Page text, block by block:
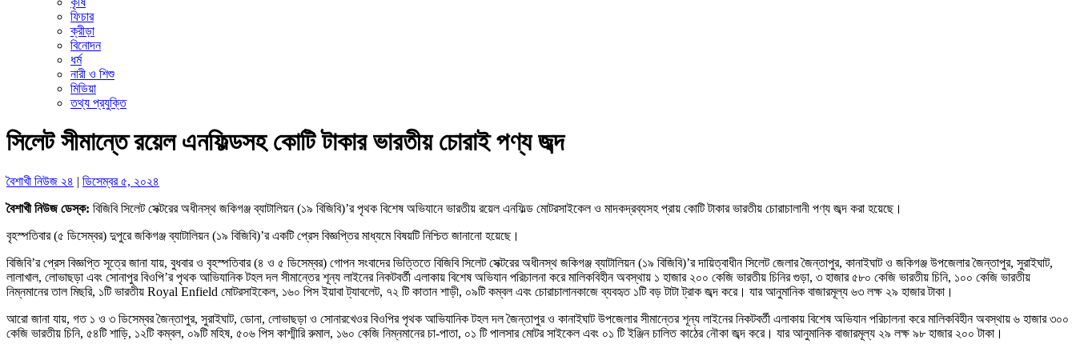
ফিচার
ক্রীড়া
বিনোদন
ধর্ম
নারী ও শিশু
মিডিয়া
তথ্য প্রযুক্তি
সিলেট সীমান্তে রয়েল এনফিল্ডসহ কোটি টাকার ভারতীয় চোরাই পণ্য জব্দ
বৈশাখী নিউজ ২৪ | ডিসেম্বর ৫, ২০২৪
বৈশাখী নিউজ ডেস্ক: বিজিবি সিলেট সেক্টরের অধীনস্থ জকিগঞ্জ ব্যাটালিয়ন (১৯ বিজিবি)’র পৃথক বিশেষ অভিযানে ভারতীয় রয়েল এনফিল্ড মোটরসাইকেল ও মাদকদ্রব্যসহ প্রায় কোটি টাকার ভারতীয় চোরাচালানী পণ্য জব্দ করা হয়েছে।
বৃহস্পতিবার (৫ ডিসেম্বর) দুপুরে জকিগঞ্জ ব্যাটালিয়ন (১৯ বিজিবি)’র একটি প্রেস বিজ্ঞপ্তির মাধ্যমে বিষয়টি নিশ্চিত জানানো হয়েছে।
বিজিবি’র প্রেস বিজ্ঞপ্তি সূত্রে জানা যায়, বুধবার ও বৃহস্পতিবার (৪ ও ৫ ডিসেম্বর) গোপন সংবাদের ভিত্তিতে বিজিবি সিলেট সেক্টরের অধীনস্থ জকিগঞ্জ ব্যাটালিয়ন (১৯ বিজিবি)’র দায়িত্বাধীন সিলেট জেলার জৈন্তাপুর, কানাইঘাট ও জকিগঞ্জ উপজেলার জৈন্তাপুর, সুরাইঘাট,
লালাখাল, লোভাছড়া এবং সোনাপুর বিওপি’র পৃথক আভিযানিক টহল দল সীমান্তের শূন্য লাইনের নিকটবর্তী এলাকায় বিশেষ অভিযান পরিচালনা করে মালিকবিহীন অবস্থায় ১ হাজার ২০০ কেজি ভারতীয় চিনির গুড়া, ৩ হাজার ৫৮০ কেজি ভারতীয় চিনি, ১০০ কেজি ভারতীয়
নিম্নমানের তাল মিছরি, ১টি ভারতীয় Royal Enfield মোটরসাইকেল, ১৬০ পিস ইয়াবা ট্যাবলেট, ৭২ টি কাতান শাড়ী, ০৯টি কম্বল এবং চোরাচালানকাজে ব্যবহৃত ১টি বড় টাটা ট্রাক জব্দ করে। যার আনুমানিক বাজারমূল্য ৬৩ লক্ষ ২৯ হাজার টাকা।
আরো জানা যায়, গত ১ ও ৩ ডিসেম্বর জৈন্তাপুর, সুরাইঘাট, ডোনা, লোভাছড়া ও সোনারখেওর বিওপির পৃথক আভিযানিক টহল দল জৈন্তাপুর ও কানাইঘাট উপজেলার সীমান্তের শূন্য লাইনের নিকটবর্তী এলাকায় বিশেষ অভিযান পরিচালনা করে মালিকবিহীন অবস্থায় ৬ হাজার ৩০০
কেজি ভারতীয় চিনি, ৫৪টি শাড়ি, ১২টি কম্বল, ০৯টি মহিষ, ৫০৬ পিস কাশ্মীরি রুমাল, ১৬০ কেজি নিম্নমানের চা-পাতা, ০১ টি পালসার মোটর সাইকেল এবং ০১ টি ইঞ্জিন চালিত কাঠের নৌকা জব্দ করে। যার আনুমানিক বাজারমূল্য ২৯ লক্ষ ৯৮ হাজার ২০০ টাকা।